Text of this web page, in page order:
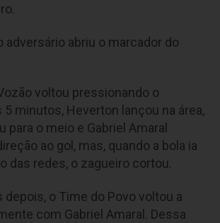
adversário abriu o marcador do
voltou pressionando o
5 minutos, Heverton lançou na área,
para o meio e Gabriel Amaral
ao gol, mas, quando a bola ia
das redes, o zagueiro cortou.
depois, o Time do Povo voltou a
com Gabriel Amaral. Dessa